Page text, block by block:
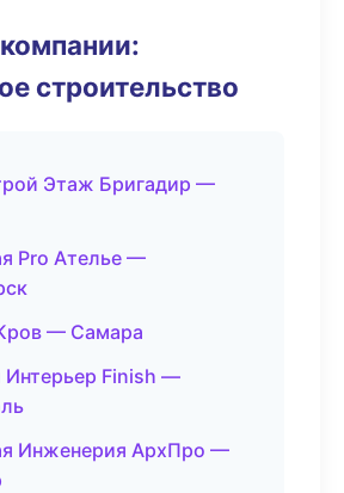
строительство
Этаж Бригадир —
Pro Ателье —
— Самара
Finish —
Инженерия АрхПро —